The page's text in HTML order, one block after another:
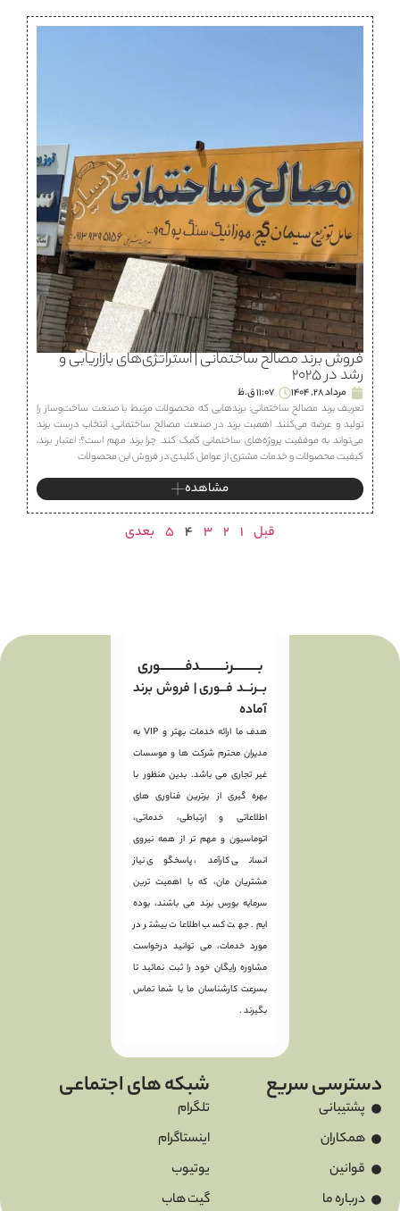
فروش برند مصالح ساختمانی | استراتژی‌های بازاریابی و
رشد در ۲۰۲۵
مرداد 28, 1404
11:07 ق.ظ
تعریف برند مصالح ساختمانی: برندهایی که محصولات مرتبط با صنعت ساخت‌وساز را
تولید و عرضه می‌کنند. اهمیت برند در صنعت مصالح ساختمانی: انتخاب درست برند
می‌تواند به موفقیت پروژه‌های ساختمانی کمک کند. چرا برند مهم است؟: اعتبار برند،
کیفیت محصولات و خدمات مشتری از عوامل کلیدی در فروش این محصولات
مشاهده
قبل 1
2
3
4
5 بعدی
بـــــــــرنـــــــــدفـــــــــوری
بــرنــد فــوری | فروش برند
آماده
هدف ما ارائه خدمات بهتر و VIP به
مدیران محترم شرکت ها و موسسات
غیر تجاری می باشد. بدین منظور با
بهره گیری از برترین فناوری های
اطلاعاتی و ارتباطی، خدماتی،
اتوماسیون و مهم تر از همه نیروی
انسانی کارآمد، پاسخگوی نیاز
مشتریان مان، که با اهمیت ترین
سرمایه بورس برند می باشند، بوده
ایم. جهت کسب اطلاعات بیشتر در
مورد خدمات، می توانید درخواست
مشاوره رایگان خود را ثبت نمائید تا
بسرعت کارشناسان ما با شما تماس
بگیرند .
دسترسی سریع
پشتیبانی
همکاران
قوانین
درباره ما
شبکه های اجتماعی
تلگرام
اینستاگرام
یوتیوب
گیت هاب